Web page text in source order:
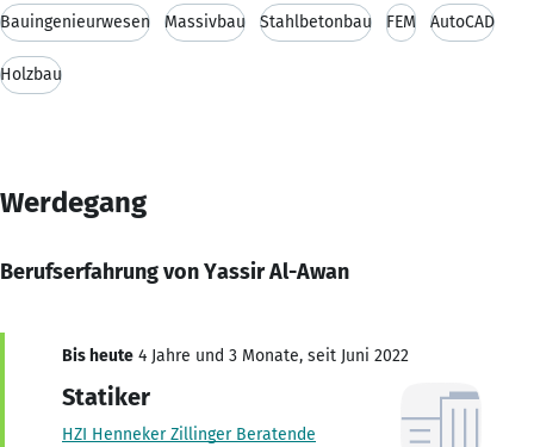
Bauingenieurwesen Massivbau Stahlbetonbau FEM AutoCAD
Holzbau
Werdegang
Berufserfahrung von Yassir Al-Awan
Bis heute 4 Jahre und 3 Monate, seit Juni 2022
Statiker
HZI Henneker Zillinger Beratende